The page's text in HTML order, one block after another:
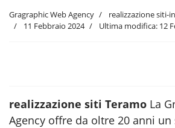
Gragraphic Web Agency
realizzazione siti-
11 Febbraio 2024
Ultima modifica: 12
realizzazione siti Teramo La
Agency offre da oltre 20 anni un